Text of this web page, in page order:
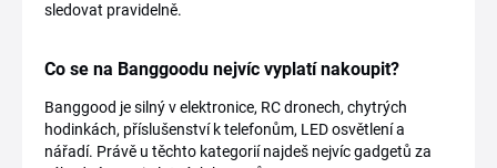
sledovat pravidelně.
Co se na Banggoodu nejvíc vyplatí nakoupit?
Banggood je silný v elektronice, RC dronech, chytrých
hodinkách, příslušenství k telefonům, LED osvětlení a
nářadí. Právě u těchto kategorií najdeš nejvíc gadgetů za